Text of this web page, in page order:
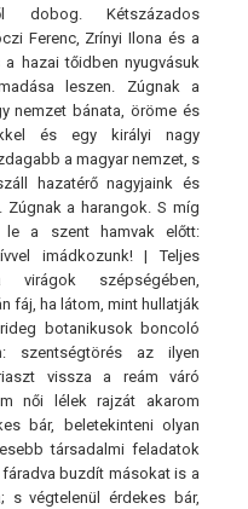
dobog. Kétszázados
Ferenc, Zrínyi Ilona és a
hazai tőidben nyugvásuk
leszen. Zúgnak a
nemzet bánata, öröme és
és egy királyi nagy
a magyar nemzet, s
hazatérő nagyjaink és
Zúgnak a harangok. S míg
le a szent hamvak előtt:
imádkozunk! | Teljes
szépségében,
fáj, ha látom, mint hullatják
botanikusok boncoló
szentségtörés az ilyen
vissza a reám váró
női lélek rajzát akarom
bár, beletekinteni olyan
társadalmi feladatok
buzdít másokat is a
s végtelenül érdekes bár,